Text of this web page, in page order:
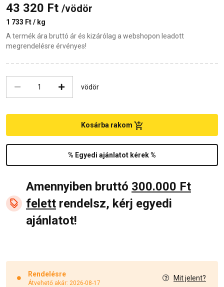
43 320 Ft /vödör
1 733 Ft / kg
A termék ára bruttó ár és kizárólag a webshopon leadott
megrendelésre érvényes!
vödör
% Egyedi ajánlatot kérek %
Kosárba rakom
Amennyiben bruttó 300.000 Ft
felett rendelsz, kérj egyedi
ajánlatot!
Rendelésre
Átvehető akár: 2026-08-17
Mit jelent?